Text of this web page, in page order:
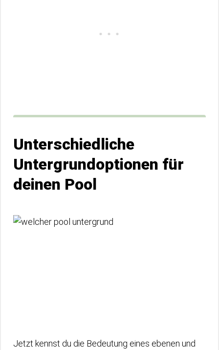
Unterschiedliche
Untergrundoptionen für
deinen Pool
Jetzt kennst du die Bedeutung eines ebenen und